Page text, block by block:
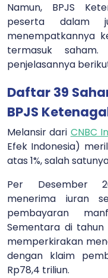
Namun, BPJS
peserta dalam
menempatkannya
termasuk
penjelasannya
Daftar 39
BPJS
Melansir dari CNBC
Efek Indonesia)
atas 1%, salah
Per Desember
menerima iuran
pembayaran
Sementara di tahun
memperkirakan
dengan klaim
Rp78,4 triliun.